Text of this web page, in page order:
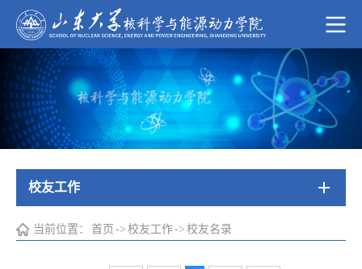
校友工作
当前位置： 首页 -> 校友工作-> 校友名录